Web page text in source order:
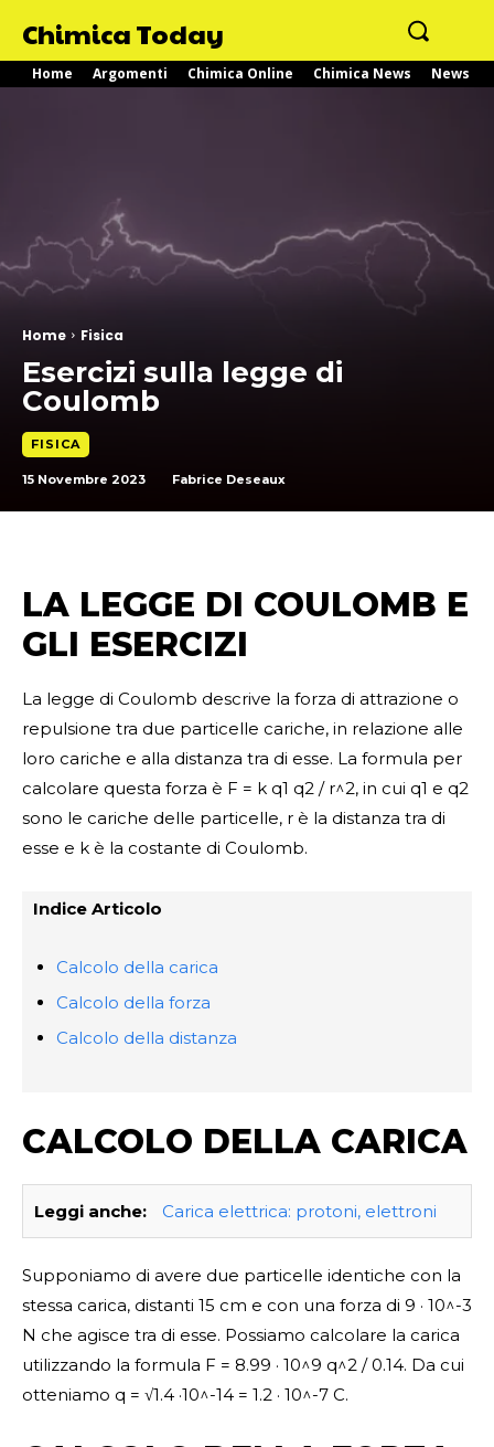
Chimica Today
Home Argomenti Chimica Online Chimica News News
Home Fisica
Esercizi sulla legge di
Coulomb
FISICA
15 Novembre 2023 Fabrice Deseaux
LA LEGGE DI COULOMB E
GLI ESERCIZI
La legge di Coulomb descrive la forza di attrazione o
repulsione tra due particelle cariche, in relazione alle
loro cariche e alla distanza tra di esse. La formula per
calcolare questa forza è F = k q1 q2 / r^2, in cui q1 e q2
sono le cariche delle particelle, r è la distanza tra di
esse e k è la costante di Coulomb.
Indice Articolo
Calcolo della carica
Calcolo della forza
Calcolo della distanza
CALCOLO DELLA CARICA
Leggi anche: Carica elettrica: protoni, elettroni
Supponiamo di avere due particelle identiche con la
stessa carica, distanti 15 cm e con una forza di 9 · 10^-3
N che agisce tra di esse. Possiamo calcolare la carica
utilizzando la formula F = 8.99 · 10^9 q^2 / 0.14. Da cui
otteniamo q = √1.4 ·10^-14 = 1.2 · 10^-7 C.